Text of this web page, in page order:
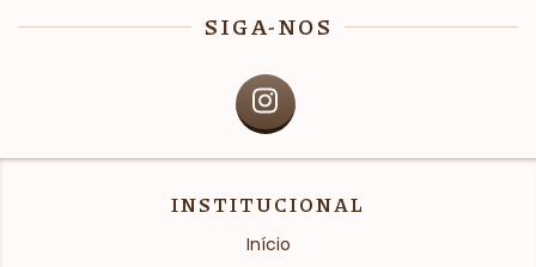
SIGA-NOS
INSTITUCIONAL
Início